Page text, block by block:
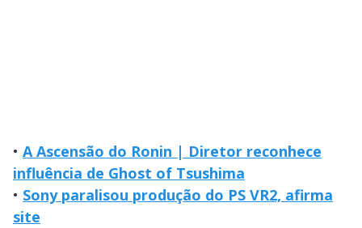
• A Ascensão do Ronin | Diretor reconhece
influência de Ghost of Tsushima
• Sony paralisou produção do PS VR2, afirma
site